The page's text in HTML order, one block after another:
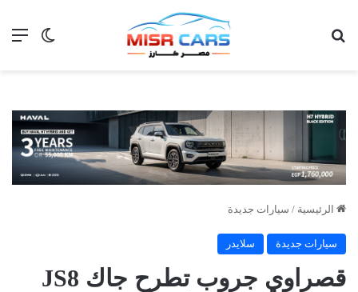
الوضع
الرئيسية / سيارات جديدة
سيارات جديدة سلايدر
قصراوي جروب تطرح جاك JS8